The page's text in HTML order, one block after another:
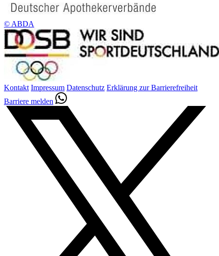
© ABDA
Kontakt Impressum Datenschutz Erklärung zur Barrierefreiheit
Barriere melden